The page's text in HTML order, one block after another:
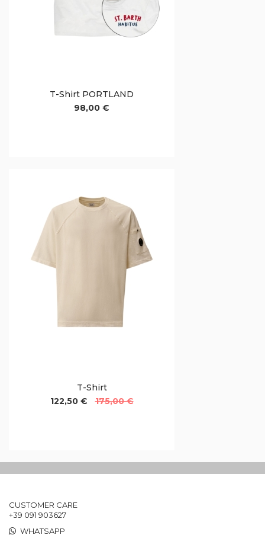
T-Shirt PORTLAND
98,00 €
T-Shirt
122,50 €
175,00 €
CUSTOMER CARE
+39 091 903627
WHATSAPP